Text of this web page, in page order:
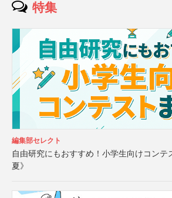
特集
編集部セレクト
自由研究にもおすすめ！小学生向けコンテ
夏》